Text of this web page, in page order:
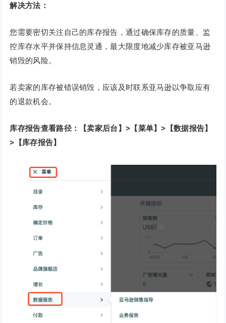
解决方法：
您需要密切关注自己的库存报告，通过确保库存的质量、监
控库存水平并保持信息灵通，最大限度地减少库存被亚马逊
销毁的风险。
若卖家的库存被错误销毁，应该及时联系亚马逊以争取应有
的退款机会。
库存报告查看路径：【卖家后台】>【菜单】>【数据报告】
>【库存报告】